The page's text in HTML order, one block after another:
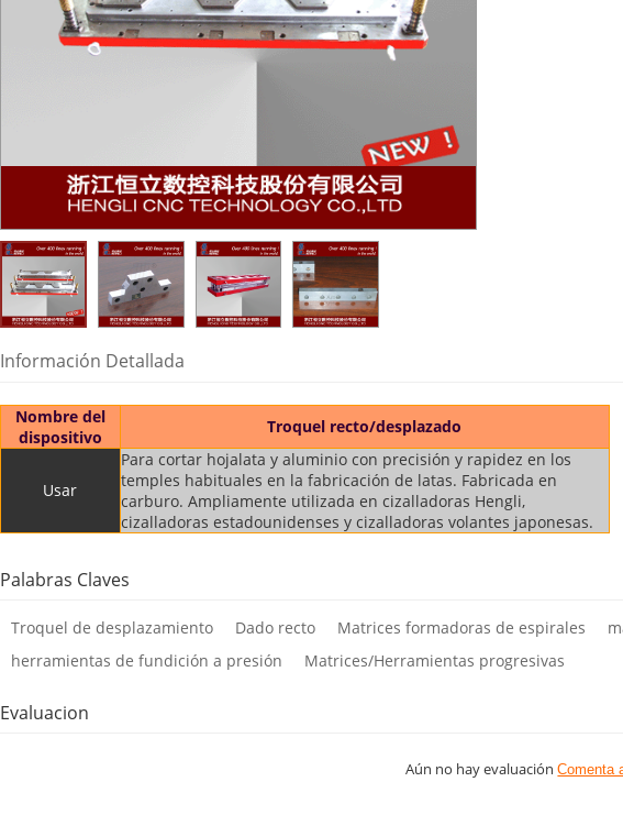
Información Detallada
Nombre del
dispositivo
Troquel recto/desplazado
Usar
Para cortar hojalata y aluminio con precisión y rapidez en los
temples habituales en la fabricación de latas. Fabricada en
carburo. Ampliamente utilizada en cizalladoras Hengli,
cizalladoras estadounidenses y cizalladoras volantes japonesas.
Palabras Claves
Troquel de desplazamiento Dado recto Matrices formadoras de espirales
herramientas de fundición a presión
Matrices/Herramientas progresivas
Evaluacion
Aún no hay evaluaciónComenta